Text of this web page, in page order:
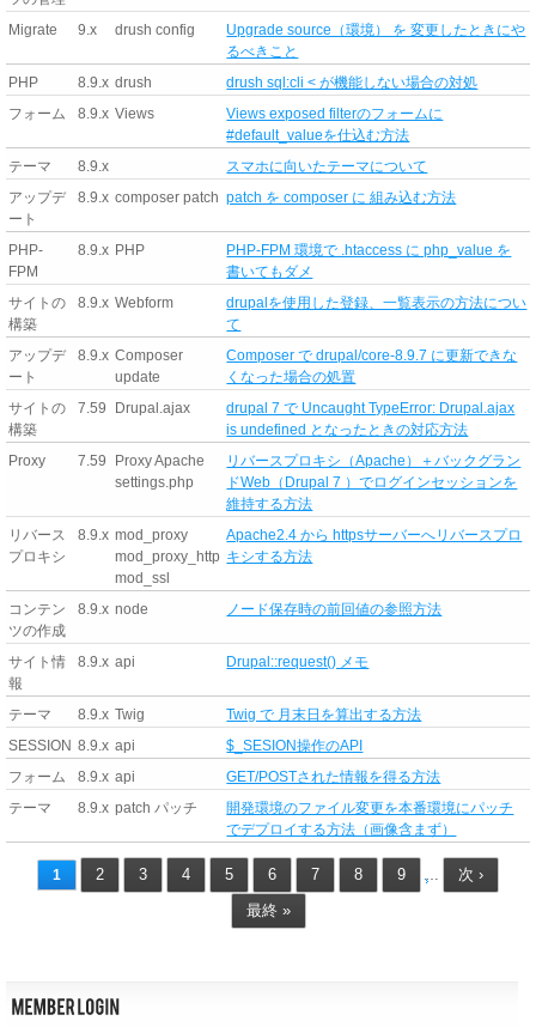
Migrate 9.x drush config
Upgrade source（環境） を 変更したときにや
るべきこと
PHP
8.9.x drush
drush sql:cli < が機能しない場合の対処
フォーム
8.9.x Views
Views exposed filterのフォームに
#default_valueを仕込む方法
テーマ
8.9.x
スマホに向いたテーマについて
アップデ
ート
8.9.x composer patch patch を composer に 組み込む方法
PHP-
FPM
8.9.x PHP
PHP-FPM 環境で .htaccess に php_value を
書いてもダメ
サイトの
構築
8.9.x Webform
drupalを使用した登録、一覧表示の方法につい
て
アップデ
ート
8.9.x Composer
update
Composer で drupal/core-8.9.7 に更新できな
くなった場合の処置
サイトの
構築
7.59 Drupal.ajax
drupal 7 で Uncaught TypeError: Drupal.ajax
is undefined となったときの対応方法
Proxy
7.59
Proxy Apache
settings.php
リバースプロキシ（Apache）＋バックグラン
ドWeb（Drupal 7 ）でログインセッションを
維持する方法
リバース
プロキシ
8.9.x mod_proxy
mod_proxy_http
mod_ssl
Apache2.4 から httpsサーバーへリバースプロ
キシする方法
コンテン
ツの作成
8.9.x node ノード保存時の前回値の参照方法
サイト情
報
8.9.x api Drupal::request() メモ
テーマ 8.9.x Twig
Twig で 月末日を算出する方法
SESSION 8.9.x api
$_SESION操作のAPI
フォーム
8.9.x api
GET/POSTされた情報を得る方法
テーマ
8.9.x patch パッチ
開発環境のファイル変更を本番環境にパッチ
でデプロイする方法（画像含まず）
1 2 3 4 5 6 7 8 9 …
次 ›
最終 »